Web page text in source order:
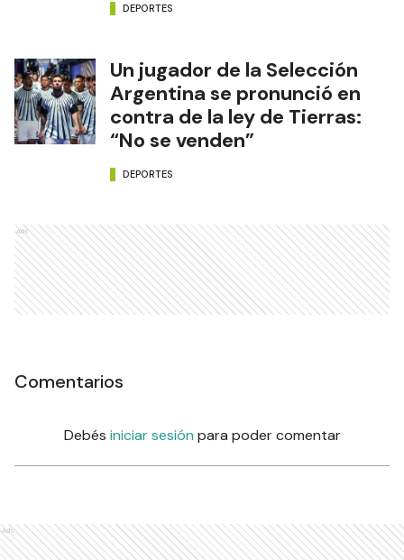
DEPORTES
Un jugador de la Selección
Argentina se pronunció en
contra de la ley de Tierras:
“No se venden”
DEPORTES
Ads
Comentarios
Debés iniciar sesión para poder comentar
Ads